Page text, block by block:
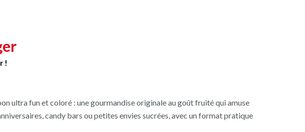
!
ultra fun et coloré : une gourmandise originale au goût fruité qui amuse
candy bars ou petites envies sucrées, avec un format pratique